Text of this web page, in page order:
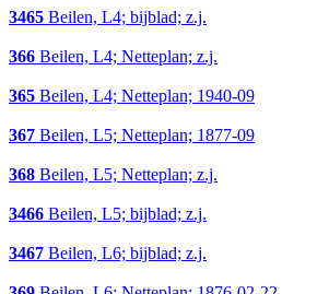
3465 Beilen, L4; bijblad; z.j.
366 Beilen, L4; Netteplan; z.j.
365 Beilen, L4; Netteplan; 1940-09
367 Beilen, L5; Netteplan; 1877-09
368 Beilen, L5; Netteplan; z.j.
3466 Beilen, L5; bijblad; z.j.
3467 Beilen, L6; bijblad; z.j.